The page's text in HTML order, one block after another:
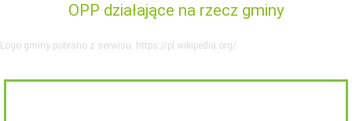
OPP działające na rzecz gminy
Logo gminy pobrano z serwisu: https://pl.wikipedia.org/